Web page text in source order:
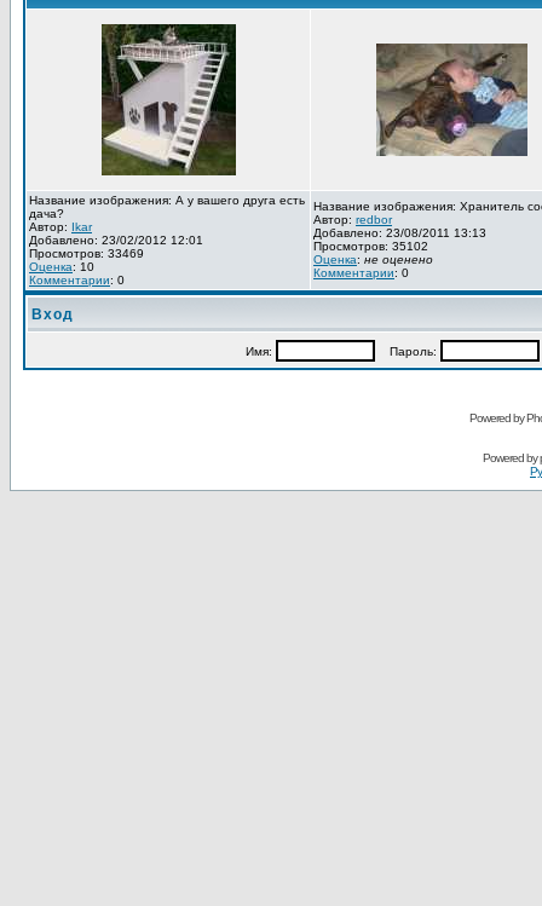
Название изображения: А у вашего друга есть
дача?
Автор: Ikar
Добавлено: 23/02/2012 12:01
Просмотров: 33469
Оценка: 10
Комментарии: 0
Название изображения: Хранитель
Автор: redbor
Добавлено: 23/08/2011 13:13
Просмотров: 35102
Оценка: не оценено
Комментарии: 0
Вход
Имя: Пароль:
Powered by
Powered by